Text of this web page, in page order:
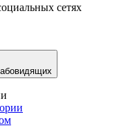
сетях